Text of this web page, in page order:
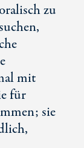
zu
mit
für
sie